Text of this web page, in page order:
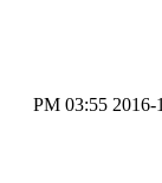
03:55 PM